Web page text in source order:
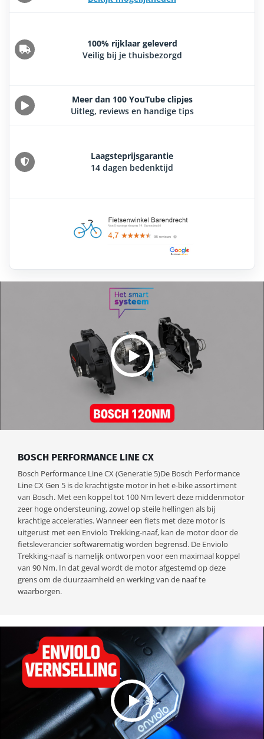
100% rijklaar geleverd
Veilig bij je thuisbezorgd
Meer dan 100 YouTube clipjes
Uitleg, reviews en handige tips
Laagsteprijsgarantie
14 dagen bedenktijd
BOSCH PERFORMANCE LINE CX
Bosch Performance Line CX (Generatie 5)De Bosch Performance
Line CX Gen 5 is de krachtigste motor in het e-bike assortiment
van Bosch. Met een koppel tot 100 Nm levert deze middenmotor
zeer hoge ondersteuning, zowel op steile hellingen als bij
krachtige acceleraties. Wanneer een fiets met deze motor is
uitgerust met een Enviolo Trekking-naaf, kan de motor door de
fietsleverancier softwarematig worden begrensd. De Enviolo
Trekking-naaf is namelijk ontworpen voor een maximaal koppel
van 90 Nm. In dat geval wordt de motor afgestemd op deze
grens om de duurzaamheid en werking van de naaf te
waarborgen.